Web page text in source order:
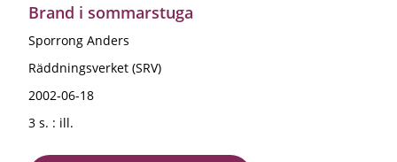
Brand i sommarstuga
Sporrong Anders
Räddningsverket (SRV)
2002-06-18
3 s. : ill.